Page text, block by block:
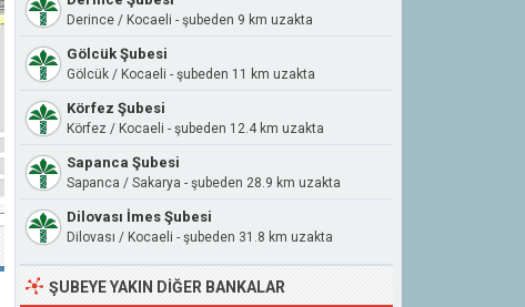
Derince / Kocaeli - şubeden 9 km uzakta
Gölcük Şubesi
Gölcük / Kocaeli - şubeden 11 km uzakta
Körfez Şubesi
Körfez / Kocaeli - şubeden 12.4 km uzakta
Sapanca Şubesi
Sapanca / Sakarya - şubeden 28.9 km uzakta
Dilovası İmes Şubesi
Dilovası / Kocaeli - şubeden 31.8 km uzakta
ŞUBEYE YAKIN DIĞER BANKALAR